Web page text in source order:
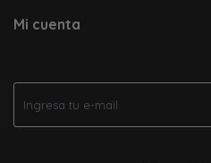
Mi cuenta